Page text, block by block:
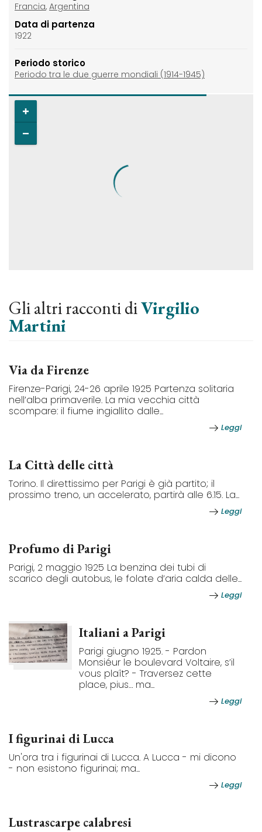
Francia, Argentina
Data di partenza
1922
Periodo storico
Periodo tra le due guerre mondiali (1914-1945)
Gli altri racconti diVirgilio
Martini
Via da Firenze
Firenze-Parigi, 24-26 aprile 1925 Partenza solitaria
nell’alba primaverile. La mia vecchia città
scompare: il fiume ingiallito dalle...
Leggi
La Città delle città
Torino. Il direttissimo per Parigi è già partito; il
prossimo treno, un accelerato, partirà alle 6.15. La...
Leggi
Profumo di Parigi
Parigi, 2 maggio 1925 La benzina dei tubi di
scarico degli autobus, le folate d’aria calda delle...
Leggi
Italiani a Parigi
Parigi giugno 1925. - Pardon
Monsiéur le boulevard Voltaire, s’il
vous plaît? - Traversez cette
place, pius… ma...
Leggi
I figurinai di Lucca
Un'ora tra i figurinai di Lucca. A Lucca - mi dicono
- non esistono figurinai; ma...
Leggi
Lustrascarpe calabresi